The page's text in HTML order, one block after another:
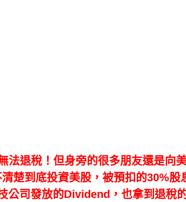
退稅！但身旁的很多朋友還是向
楚到底投資美股，被預扣的30%
公司發放的Dividend，也拿到退稅